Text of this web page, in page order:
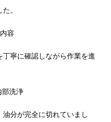
。
容
寧に確認しながら作業を進
洗浄
分が完全に切れていまし